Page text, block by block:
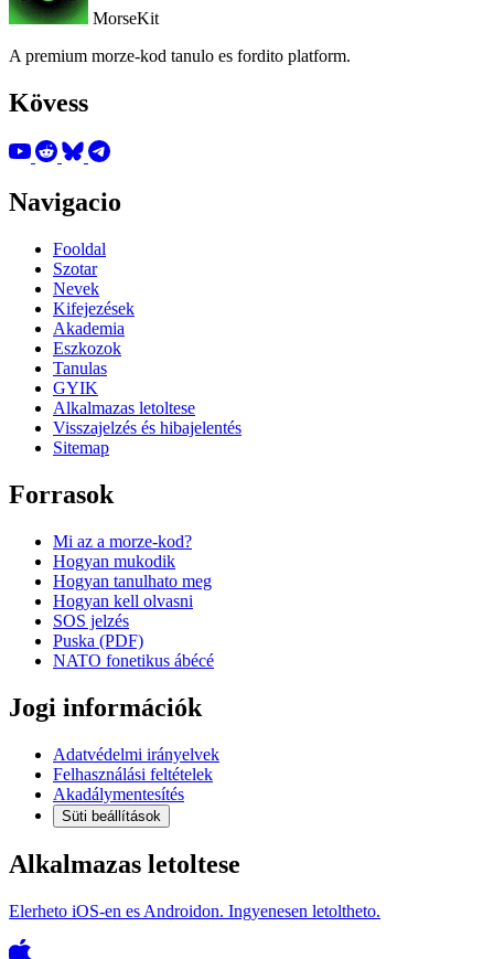
MorseKit
A premium morze-kod tanulo es fordito platform.
Kövess
Navigacio
Fooldal
Szotar
Nevek
Kifejezések
Akademia
Eszkozok
Tanulas
GYIK
Alkalmazas letoltese
Visszajelzés és hibajelentés
Sitemap
Forrasok
Mi az a morze-kod?
Hogyan mukodik
Hogyan tanulhato meg
Hogyan kell olvasni
SOS jelzés
Puska (PDF)
NATO fonetikus ábécé
Jogi információk
Adatvédelmi irányelvek
Felhasználási feltételek
Akadálymentesítés
Süti beállítások
Alkalmazas letoltese
Elerheto iOS-en es Androidon. Ingyenesen letoltheto.